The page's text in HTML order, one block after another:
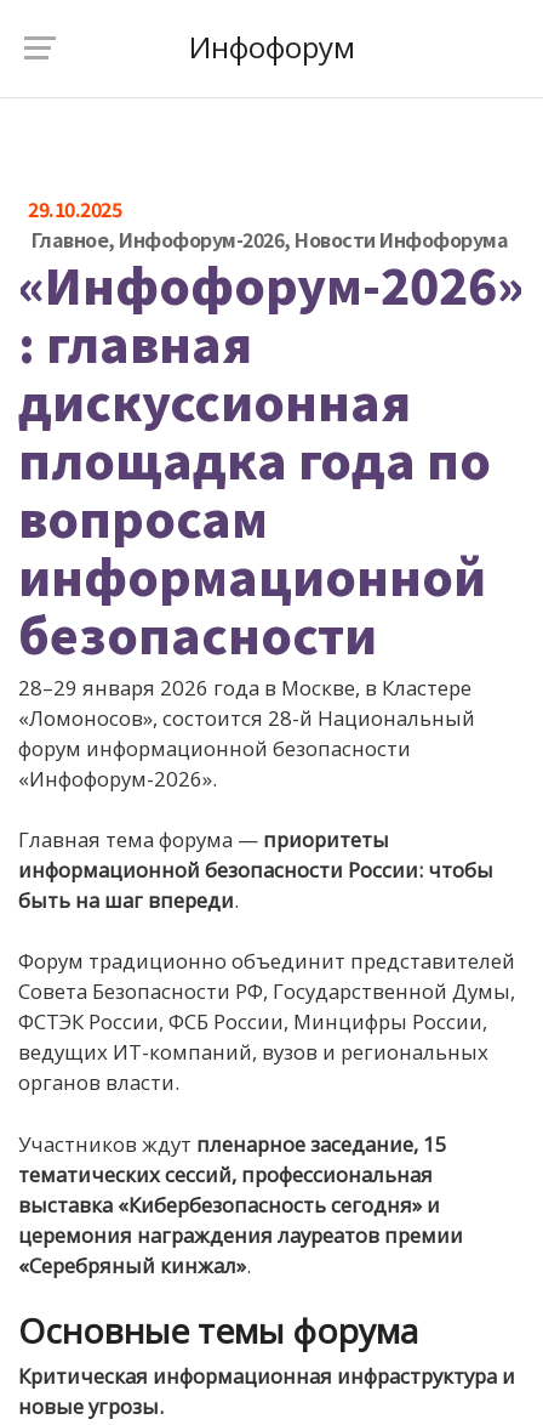
Инфофорум
29.10.2025
Главное, Инфофорум-2026, Новости Инфофорума
«Инфофорум-2026»
: главная
дискуссионная
площадка года по
вопросам
информационной
безопасности
28–29 января 2026 года в Москве, в Кластере
«Ломоносов», состоится 28-й Национальный
форум информационной безопасности
«Инфофорум-2026».
Главная тема форума — приоритеты
информационной безопасности России: чтобы
быть на шаг впереди.
Форум традиционно объединит представителей
Совета Безопасности РФ, Государственной Думы,
ФСТЭК России, ФСБ России, Минцифры России,
ведущих ИТ-компаний, вузов и региональных
органов власти.
Участников ждут пленарное заседание, 15
тематических сессий, профессиональная
выставка «Кибербезопасность сегодня» и
церемония награждения лауреатов премии
«Серебряный кинжал».
Основные темы форума
Критическая информационная инфраструктура и
новые угрозы.